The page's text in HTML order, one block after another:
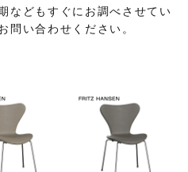
などもすぐにお調べさせてい
問い合わせください。